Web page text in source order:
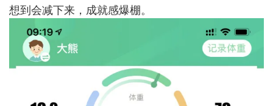
想到会减下来，成就感爆棚。